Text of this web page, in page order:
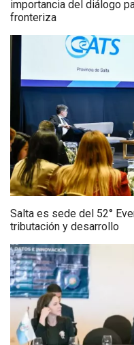
importancia del diálogo
fronteriza
Salta es sede del 52°
tributación y desarrollo